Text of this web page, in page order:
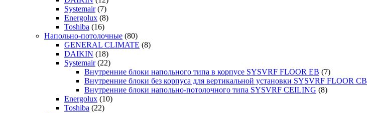
Systemair (7)
Energolux (8)
Toshiba (16)
Напольно-потолочные (80)
GENERAL CLIMATE (8)
DAIKIN (18)
Systemair (22)
Внутренние блоки напольного типа в корпусе SYSVRF FLOOR EB (7)
Внутренние блоки без корпуса для вертикальной установки SYSVRF FLOOR CB
Внутренние блоки напольно-потолочного типа SYSVRF CEILING (8)
Energolux (10)
Toshiba (22)